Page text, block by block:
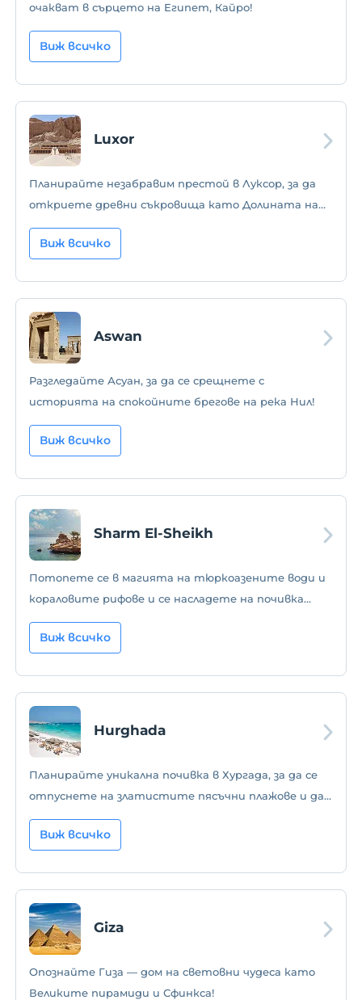
очакват в сърцето на Египет, Кайро!
Виж всичко
Luxor
Планирайте незабравим престой в Луксор, за да
откриете древни съкровища като Долината на
царете и храма Карнак!
Виж всичко
Aswan
Разгледайте Асуан, за да се срещнете с
историята на спокойните брегове на река Нил!
Виж всичко
Sharm El-Sheikh
Потопете се в магията на тюркоазените води и
кораловите рифове и се насладете на почивка
като сън в Шарм Ел-Шейх, перлата на Червено
море!
Виж всичко
Hurghada
Планирайте уникална почивка в Хургада, за да се
отпуснете на златистите пясъчни плажове и да
се насладите на водни спортове!
Виж всичко
Giza
Опознайте Гиза — дом на световни чудеса като
Великите пирамиди и Сфинкса!